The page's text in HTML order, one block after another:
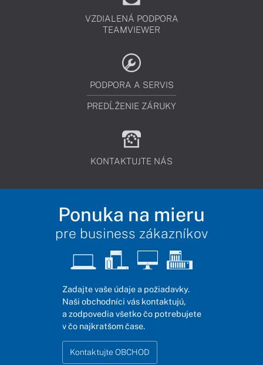
VZDIALENÁ PODPORA
TEAMVIEWER
PODPORA A SERVIS
PREDĹŽENIE ZÁRUKY
KONTAKTUJTE NÁS
Ponuka na mieru
pre business zákazníkov
Zadajte vaše údaje a požiadavky.
Naši obchodníci vás kontaktujú,
a zodpovedia všetko čo potrebujete
v čo najkratšom čase.
Kontaktujte OBCHOD